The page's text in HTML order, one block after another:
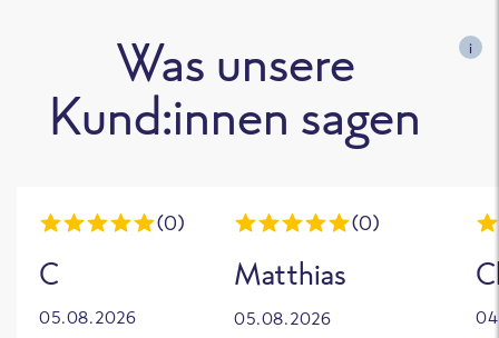
Was unsere
Kund:innen sagen
i
(0)
C
05.08.2026
(0)
Matthias
05.08.2026